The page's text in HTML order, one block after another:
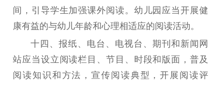
间，引导学生加强课外阅读。幼儿园应当开展健
康有益的与幼儿年龄和心理相适应的阅读活动。
十四 、 报纸、电台、电视台、期刊和新闻网
站应当设立阅读栏目、节目、时段和版面，普及
阅读知识和方法，宣传阅读典型，开展阅读评